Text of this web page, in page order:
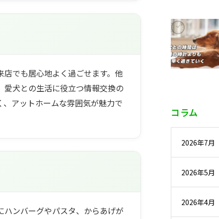
でも居心地よく過ごせます。他
犬との生活に役立つ情報交換の
アットホームな雰囲気が魅力で
ハンバーグやパスタ、からあげが
コラム
2026年7月
2026年5月
2026年4月